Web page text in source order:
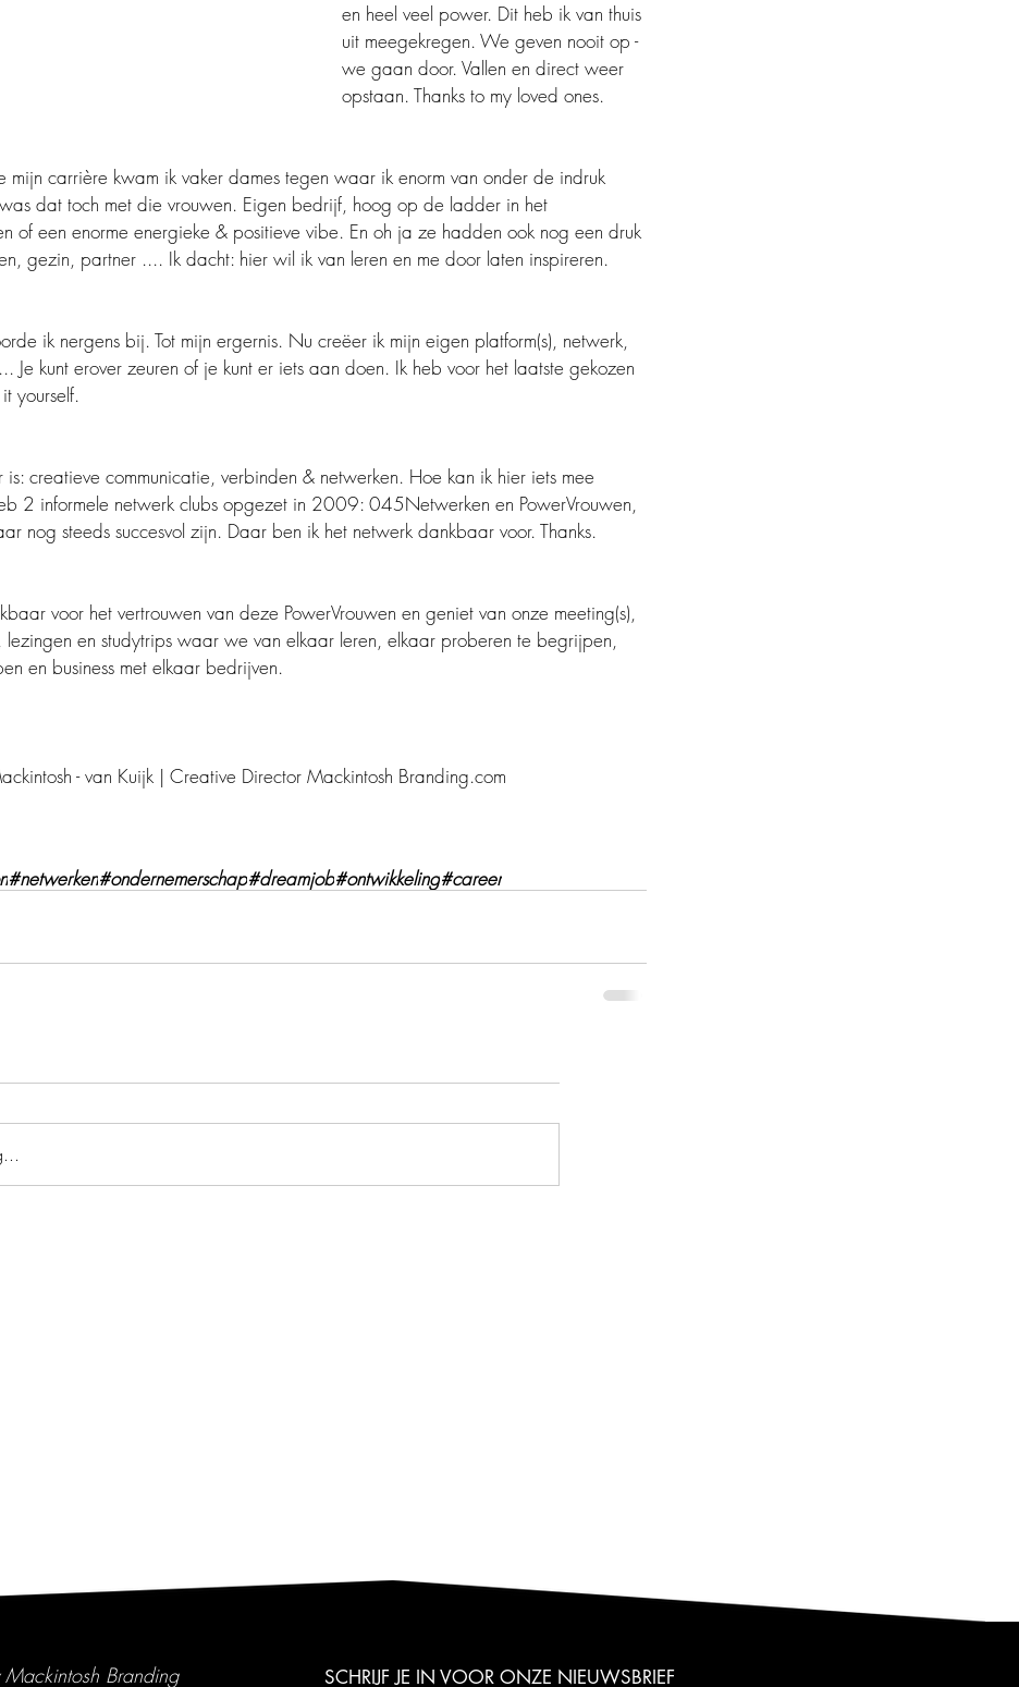
en heel veel power. Dit heb ik van thuis
uit meegekregen. We geven nooit op -
we gaan door. Vallen en direct weer
opstaan. Thanks to my loved ones.
mijn carrière kwam ik vaker dames tegen waar ik enorm van onder de indruk
dat toch met die vrouwen. Eigen bedrijf, hoog op de ladder in het
of een enorme energieke & positieve vibe. En oh ja ze hadden ook nog een druk
gezin, partner .... Ik dacht: hier wil ik van leren en me door laten inspireren.
ik nergens bij. Tot mijn ergernis. Nu creëer ik mijn eigen platform(s), netwerk,
Je kunt erover zeuren of je kunt er iets aan doen. Ik heb voor het laatste gekozen
yourself.
is: creatieve communicatie, verbinden & netwerken. Hoe kan ik hier iets mee
2 informele netwerk clubs opgezet in 2009: 045Netwerken en PowerVrouwen,
nog steeds succesvol zijn. Daar ben ik het netwerk dankbaar voor. Thanks.
voor het vertrouwen van deze PowerVrouwen en geniet van onze meeting(s),
lezingen en studytrips waar we van elkaar leren, elkaar proberen te begrijpen,
en business met elkaar bedrijven.
- van Kuijk | Creative Director Mackintosh Branding.com
#netwerken#ondernemerschap#dreamjob#ontwikkeling#career
Branding SCHRIJF JE IN VOOR ONZE NIEUWSBRIEF